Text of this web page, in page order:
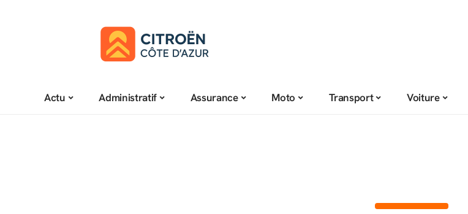
Actu Administratif Assurance Moto Transport Voiture